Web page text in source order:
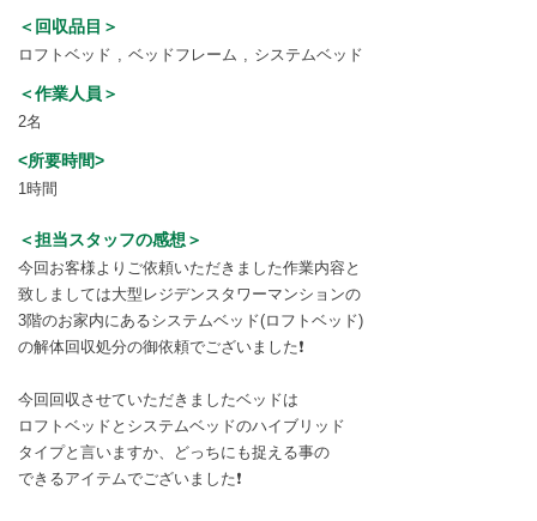
＜回収品目＞
ロフトベッド ベッドフレーム システムベッド
＜作業人員＞
2名
<所要時間>
1時間
＜担当スタッフの感想＞
今回お客様よりご依頼いただきました作業内容と
致しましては大型レジデンスタワーマンションの
3階のお家内にあるシステムベッド(ロフトベッド)
の解体回収処分の御依頼でございました❗
今回回収させていただきましたベッドは
ロフトベッドとシステムベッドのハイブリッド
タイプと言いますか、どっちにも捉える事の
できるアイテムでございました❗